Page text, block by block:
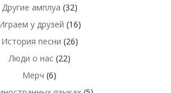
Другие амплуа (32)
у друзей (16)
История песни (26)
Люди о нас(22)
Мерч (6)